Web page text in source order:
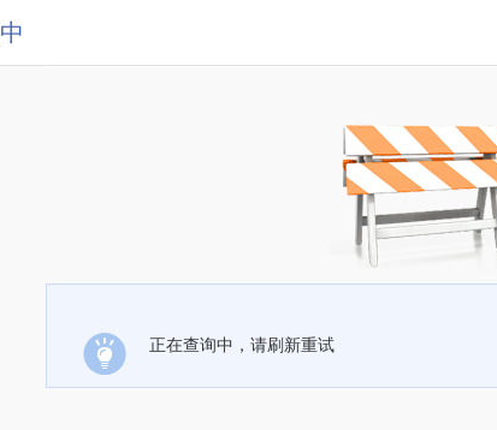
正在查询中，请刷新重试